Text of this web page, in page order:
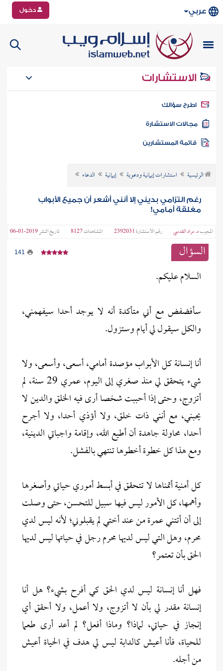
عربي دخول
الاستشارات
سؤالك
الاستشارة
الرئيسية استشارات إيمانية ودعوية إيمانية الدعاء
رغم التزامي بديني إلا أنني أشعر أن جميع الأبواب
مغلقة أمامي!
المجيبد. مراد القدسي رقم الاستشارة2392031 المشاهدات8127 تاريخ النشر2019-01-06
السؤال 141
السلام عليكم.
سأفضفض مع أني متأكدة أنه لا يوجد أحدا سيفهمني،
والكل سيقول لي أيام وستزول.
أنا إنسانة كل الأبواب مؤصدة أمامي، أسعى، وأسعى، ولا
شيء يتحقق لي منذ صغري إلى اليوم، عمري 29 سنة، لم
أتزوج، وحتى إذا أحببت شخصا أرى فيه الخلق والدين لا
يحبني، مع أنني ذات خلق، ولا أؤذي أحدا، ولا أجرح
أحدا، محاولة جاهدة أن أطيع الله، وإقامة واجباتي الدينية،
ومع هذا كل خطوة أخطوها تنتهي بالفشل.
كل أمنية أتمناها لا تتحقق في أبسط أموري حياتي وأصغرها
وأهمها، كل الأمور ليس فيها سبيل للتحسن، حتى وصلت
إلى أن أتتني عمرة من عند أختي لم يقبلوني؛ لأنه ليس لدي
محرم، وهل التي ليس لديها محرم رجل في حياتها ليس لديها
الحق بأن تعتمر؟
فهل أنا إنسانة ليس لدي الحق كي أفرح بشيء؟ هل أنا
إنسانة مقدر لي بأن لا أتزوج، ولا أعمل، ولا أحقق أي
إنجاز في حياتي، لماذا؟ وماذا أفعل؟ لم أعد أرى طعما
للحياة، فأنا أعيش كالدابة ليس لي هدف في الحياة أعيش
من أجله.